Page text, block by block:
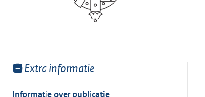
Toon
van:
Extra informatie
Informatie over publicatie